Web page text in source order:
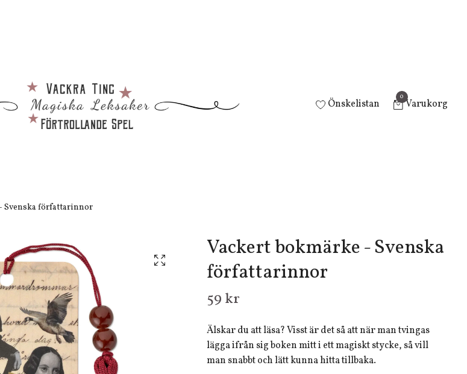
Önskelistan
0
Varukorg
Svenska författarinnor
Vackert bokmärke - Svenska
författarinnor
59 kr
Älskar du att läsa? Visst är det så att när man tvingas
lägga ifrån sig boken mitt i ett magiskt stycke, så vill
man snabbt och lätt kunna hitta tillbaka.